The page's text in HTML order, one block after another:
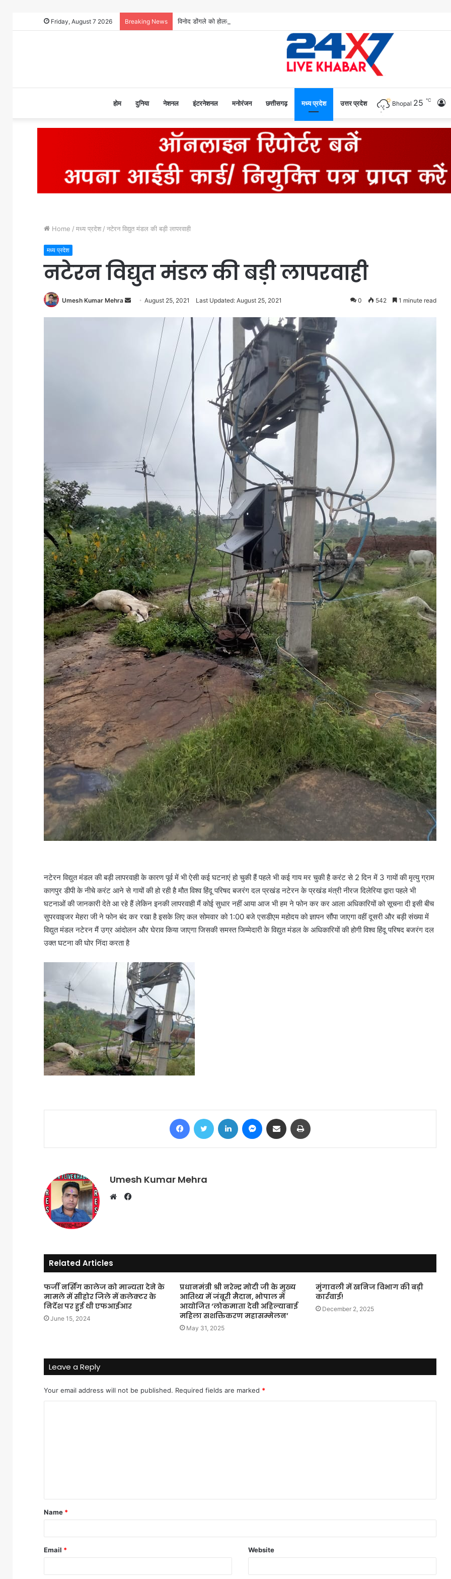
Friday, August 7 2026 Breaking News
होम दुनिया नेशनल इंटरनेशनल मनोरंजन छत्तीसगढ़ मध्य प्रदेश उत्तर प्रदेश Bhopal 25 ℃
Home / मध्य प्रदेश / नटेरन विद्युत मंडल की बड़ी लापरवाही
मध्य प्रदेश
नटेरन विद्युत मंडल की बड़ी लापरवाही
Umesh Kumar Mehra
SendAugust 25, 2021 Last Updated: August 25, 2021 0 542 1 minute read
नटेरन विद्युत मंडल की बड़ी लापरवाही के कारण पूर्व में भी ऐसी कई घटनाएं हो चुकी हैं पहले भी कई गाय मर चुकी है करंट से 2 दिन में 3 गायों की मृत्यु ग्राम
कागपुर डीपी के नीचे करंट आने से गायों की हो रही है मौत विश्व हिंदू परिषद बजरंग दल प्रखंड नटेरन के प्रखंड मंत्री नीरज दिलेरिया द्वारा पहले भी
घटनाओं की जानकारी देते आ रहे हैं लेकिन इनकी लापरवाही मैं कोई सुधार नहीं आया आज भी हम ने फोन कर कर आला अधिकारियों को सूचना दी इसी बीच
सुपरवाइजर मेहरा जी ने फोन बंद कर रखा है इसके लिए कल सोमवार को 1:00 बजे एसडीएम महोदय को ज्ञापन सौंपा जाएगा वहीं दूसरी और बड़ी संख्या में
विद्युत मंडल नटेरन मैं उग्र आंदोलन और घेराव किया जाएगा जिसकी समस्त जिम्मेदारी के विद्युत मंडल के अधिकारियों की होगी विश्व हिंदू परिषद बजरंग दल
उक्त घटना की घोर निंदा करता है
FacebookTwitter LinkedIn Messenger
Share via Email
Umesh Kumar Mehra
Facebook
Related Articles
फर्जी नर्सिंग कालेज को मान्यता देने के
मामले में सीहोर जिले में कलेक्टर के
निर्देश पर हुई थी एफआईआर
June 15, 2024
प्रधानमंत्री श्री नरेन्द्र मोदी जी के मुख्य
आतिथ्य में जंबूरी मैदान, भोपाल में
आयोजित ‘लोकमाता देवी अहिल्याबाई
महिला सशक्तिकरण महासम्मेलन’
May 31, 2025
मुंगावली में खनिज विभाग की बड़ी
कार्रवाई!
December 2, 2025
Leave a Reply
Your email address will not be published. Required fields are marked *
t
*
Name *
Email * Website